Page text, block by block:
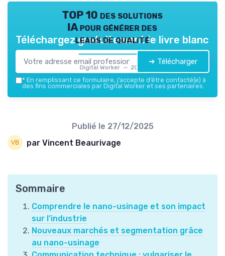
TOP 10 des solutions
IA pour générer des
leads de qualité
Digital Worker — 2026
Téléchargez gratuitement le livre blanc
➔ Télécharger
* En remplissant ce formulaire, j’accepte d’être contacté(e) à
des fins commerciales par Digital Worker et ses partenaires.
Publié le 27/12/2025
par Vincent Beaurivage
Sommaire
Comprendre le nano-usinage et son impact
sur l’industrie
Nouveaux marchés et segmentation grâce
au nano-usinage